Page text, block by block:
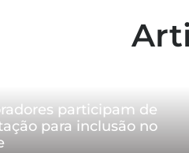
participam de
para inclusão no